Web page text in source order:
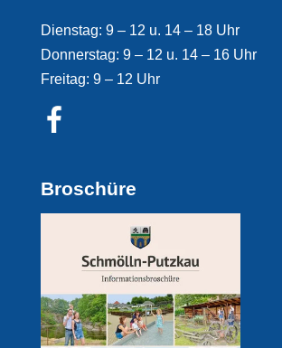
Dienstag: 9 – 12 u. 14 – 18 Uhr
Donnerstag: 9 – 12 u. 14 – 16 Uhr
Freitag: 9 – 12 Uhr
Broschüre